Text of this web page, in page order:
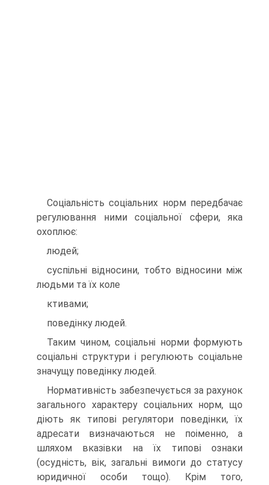
Соціальність соціальних норм передбачає
регулювання ними соціальної сфери, яка
охоплює:
людей;
суспільні відносини, тобто відносини між
людьми та їх коле
ктивами;
поведінку людей.
Таким чином, соціальні норми формують
соціальні структури і регулюють соціальне
значущу поведінку людей.
Нормативність забезпечується за рахунок
загального характеру соціальних норм, що
діють як типові регулятори поведінки, їх
адресати визначаються не поіменно, а
шляхом вказівки на їх типові ознаки
(осудність, вік, загальні вимоги до статусу
юридичної особи тощо). Крім того,